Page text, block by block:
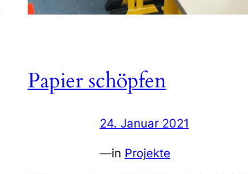
Papier schöpfen
24. Januar 2021
—in Projekte